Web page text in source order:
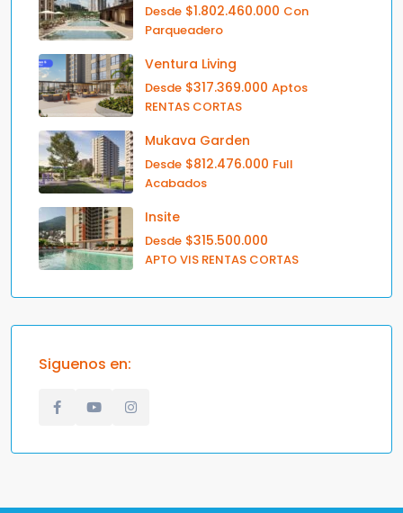
Desde $1.802.460.000 Con
Parqueadero
Ventura Living
Desde $317.369.000 Aptos
RENTAS CORTAS
Mukava Garden
Desde $812.476.000 Full
Acabados
Insite
Desde $315.500.000
APTO VIS RENTAS CORTAS
Siguenos en: